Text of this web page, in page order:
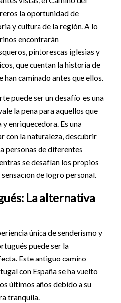
la oportunidad de
y cultura de la región. A lo
encontrarán
pintorescas iglesias y
que cuentan la historia de
han caminado antes que ellos.
puede ser un desafío, es una
la pena para aquellos que
y enriquecedora. Es una
con la naturaleza, descubrir
personas de diferentes
se desafían los propios
de logro personal.
La alternativa
única de senderismo y
puede ser la
Este antiguo camino
con España se ha vuelto
últimos años debido a su
tranquila.